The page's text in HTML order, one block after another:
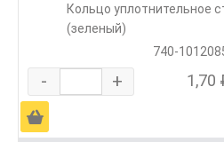
Кольцо уплотнительное
(зеленый)
740-
- + 1,70
Ä